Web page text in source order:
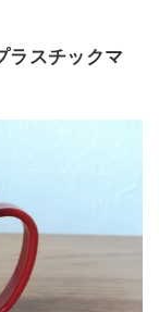
ラスチックマ